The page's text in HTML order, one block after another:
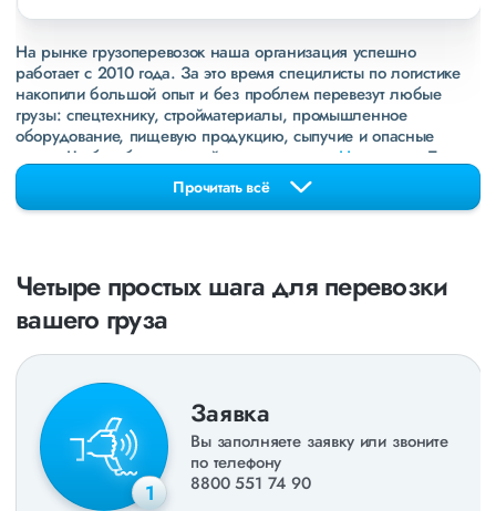
На рынке грузоперевозок наша организация успешно
работает с 2010 года. За это время специлисты по логистике
накопили большой опыт и без проблем перевезут любые
грузы: спецтехнику, стройматериалы, промышленное
оборудование, пищевую продукцию, сыпучие и опасные
грузы. Чтобы убедиться зайдите в раздел
«Наш опыт»
. Там
свежие примеры перевозок, которые обновляются несколько
раз в неделю. Также недавно мы запустили новые
направления вДНРиЛНР. Предоставляем все стандартные
экспедирование. За каждым клиентом закреплен менеджер,
который сообщит о текущем статусе вашего груза. Чтобы
получить коммерческое предложение заполните форму на
РФ).
Прочитать всё
Четыре простых шага для перевозки
вашего груза
1
Заявка
Вы заполняете заявку или звоните
по телефону
8800 551 74 90